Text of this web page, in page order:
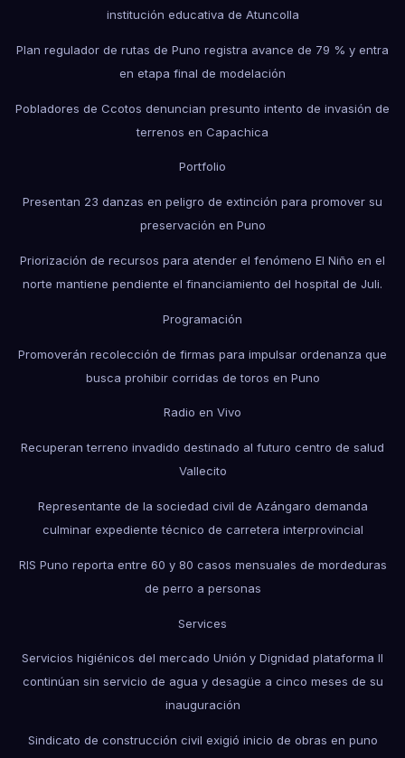
institución educativa de Atuncolla
Plan regulador de rutas de Puno registra avance de 79 % y entra
en etapa final de modelación
Pobladores de Ccotos denuncian presunto intento de invasión de
terrenos en Capachica
Portfolio
Presentan 23 danzas en peligro de extinción para promover su
preservación en Puno
Priorización de recursos para atender el fenómeno El Niño en el
norte mantiene pendiente el financiamiento del hospital de Juli.
Programación
Promoverán recolección de firmas para impulsar ordenanza que
busca prohibir corridas de toros en Puno
Radio en Vivo
Recuperan terreno invadido destinado al futuro centro de salud
Vallecito
Representante de la sociedad civil de Azángaro demanda
culminar expediente técnico de carretera interprovincial
RIS Puno reporta entre 60 y 80 casos mensuales de mordeduras
de perro a personas
Services
Servicios higiénicos del mercado Unión y Dignidad plataforma II
continúan sin servicio de agua y desagüe a cinco meses de su
inauguración
Sindicato de construcción civil exigió inicio de obras en puno